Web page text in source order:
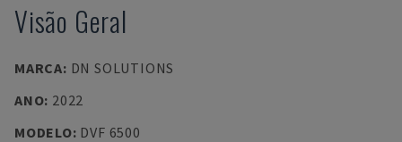
Visão Geral
MARCA: DN SOLUTIONS
ANO: 2022
MODELO: DVF 6500